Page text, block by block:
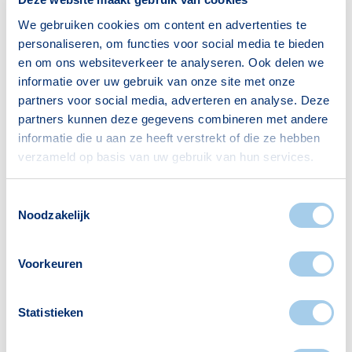
We gebruiken cookies om content en advertenties te
personaliseren, om functies voor social media te bieden
en om ons websiteverkeer te analyseren. Ook delen we
informatie over uw gebruik van onze site met onze
partners voor social media, adverteren en analyse. Deze
partners kunnen deze gegevens combineren met andere
informatie die u aan ze heeft verstrekt of die ze hebben
verzameld op basis van uw gebruik van hun services.
Noodzakelijk
Voorkeuren
Statistieken
Nieuws
De visie van Hypotheek Visie: de
verplichte
annuïteitenhypotheek